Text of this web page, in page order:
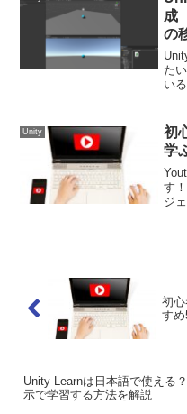
成
の
た
い
Unity
初
学
す
ジ
初
すめ
Unity Learnは日本語で使える
示で学習する方法を解説